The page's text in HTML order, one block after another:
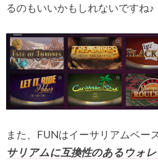
るのもいいかもしれないですね♪
また、FUNはイーサリアムベー
サリアムに互換性のあるウォ